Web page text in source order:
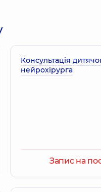
лікар; Гастроентеролог;
Консультація
нейрохірурга
Запис на